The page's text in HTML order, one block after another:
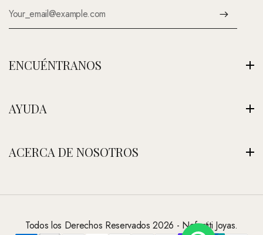
ENCUÉNTRANOS
Ver Nuestra Tienda
contacto@nefertitijoyas.com
AYUDA
Política de Privacidad
Preguntas Frecuentes
ACERCA DE NOSOTROS
Visitar Nuestra Tienda
Contáctanos
Todos los Derechos Reservados 2026 - Nefertiti Joyas.